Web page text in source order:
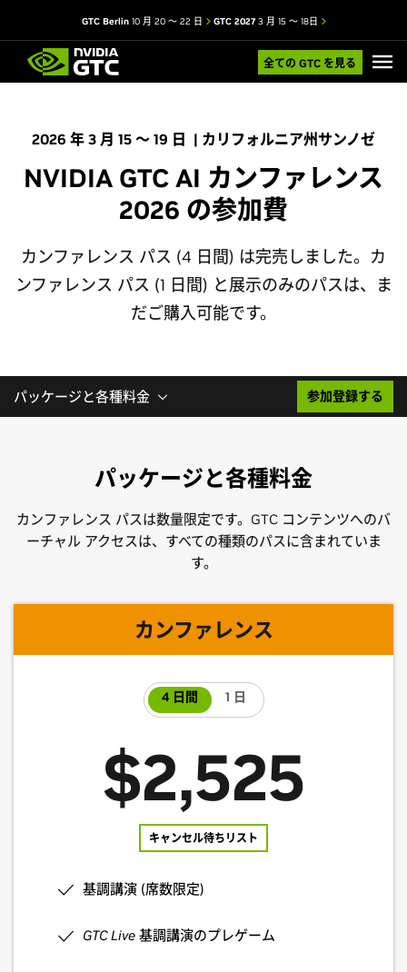
GTC Berlin10 月 20 ～ 22 日 GTC 20273 月 15 ～ 18日
全ての GTC を見る
2026 年 3 月 15 ～ 19 日 | カリフォルニア州サンノゼ
NVIDIA GTC AI カンファレンス
2026 の参加費
カンファレンス パス (4 日間) は完売しました。カ
ンファレンス パス (1 日間) と展示のみのパスは、ま
だご購入可能です。
パッケージと各種料金 参加登録する
パッケージと各種料金
カンファレンス パスは数量限定です。GTC コンテンツへのバ
ーチャル アクセスは、すべての種類のパスに含まれていま
す。
カンファレンス
4 日間 1 日
$2,525
キャンセル待ちリスト
基調講演 (席数限定)
GTC Live基調講演のプレゲーム